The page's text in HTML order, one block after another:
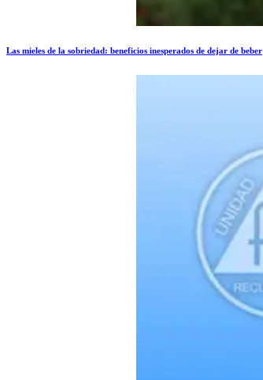
Las mieles de la sobriedad: beneficios inesperados de dejar de beber